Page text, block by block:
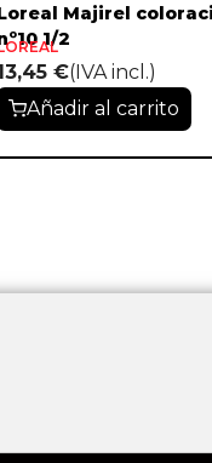
Majirel
1/2
€(IVA incl.)
Añadir al carrito